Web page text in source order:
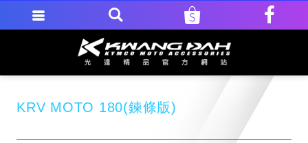
KRV MOTO 180(鍊條版)